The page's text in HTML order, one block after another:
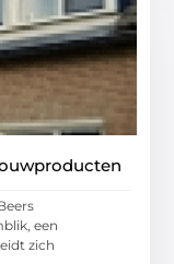
een
zich